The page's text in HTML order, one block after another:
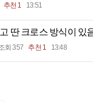
추천 1 13:51
딴 크로스 방식이 있
회 357 추천 1 13:48